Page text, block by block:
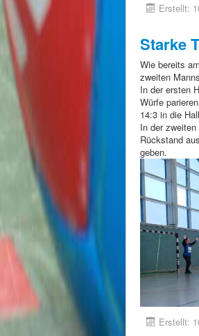
Erstellt:
Starke
Wie bereits
zweiten
In der ersten
Würfe
14:3 in die
In der
Rückstand
geben.
Erstellt: